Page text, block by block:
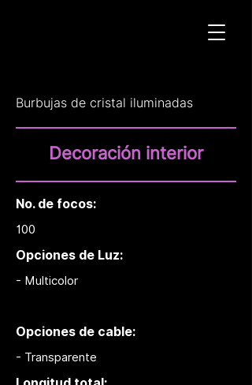
Burbujas de cristal iluminadas
Decoración interior
No. de focos:
100
Opciones de Luz:
- Multicolor
Opciones de cable:
- Transparente